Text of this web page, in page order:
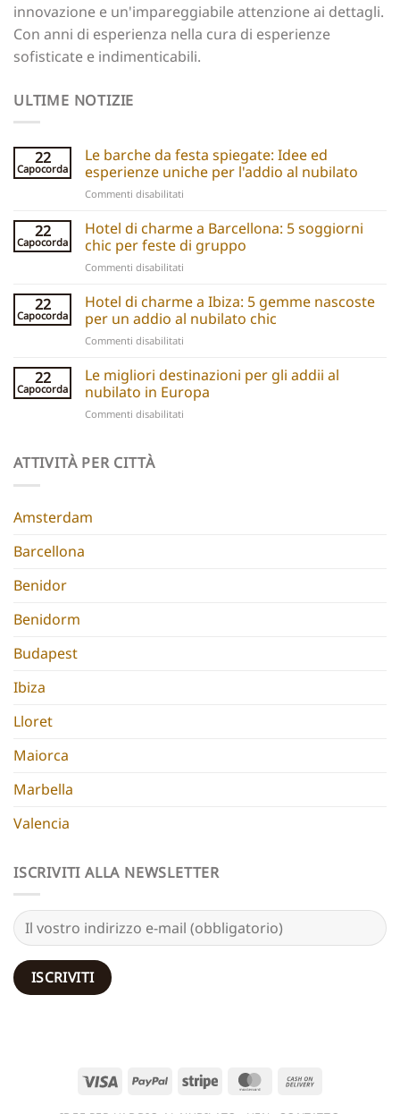
innovazione e un'impareggiabile attenzione ai dettagli.
Con anni di esperienza nella cura di esperienze
sofisticate e indimenticabili.
ULTIME NOTIZIE
22
Capocorda
Le barche da festa spiegate: Idee ed
esperienze uniche per l'addio al nubilato
Commenti disabilitati
boats
explained:
Unique
ideas
and
22
Capocorda
Hotel di charme a Barcellona: 5 soggiorni
chic per feste di gruppo
Commenti disabilitati
Boutique
Hotels:
5
for
Group
Parties
22
Capocorda
Hotel di charme a Ibiza: 5 gemme nascoste
per un addio al nubilato chic
Commenti disabilitati
Boutique
Hotels:
5
22
Capocorda
Le migliori destinazioni per gli addii al
nubilato in Europa
Commenti disabilitati
ATTIVITÀ PER CITTÀ
Amsterdam
Barcellona
Benidor
Benidorm
Budapest
Ibiza
Lloret
Maiorca
Marbella
Valencia
ISCRIVITI ALLA NEWSLETTER
Visto PayPal Striscia MasterCard